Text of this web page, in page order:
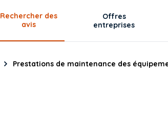
Rechercher des
avis
Offres
entreprises
Prestations de maintenance des